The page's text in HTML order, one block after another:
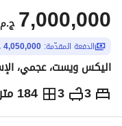
ج.م 7,000,000
الدفعة المقدّمة: 4,050,000 ج.م
اليكس ويست، عجمي،
3
3 184 متر مربع ج.م7,000,000